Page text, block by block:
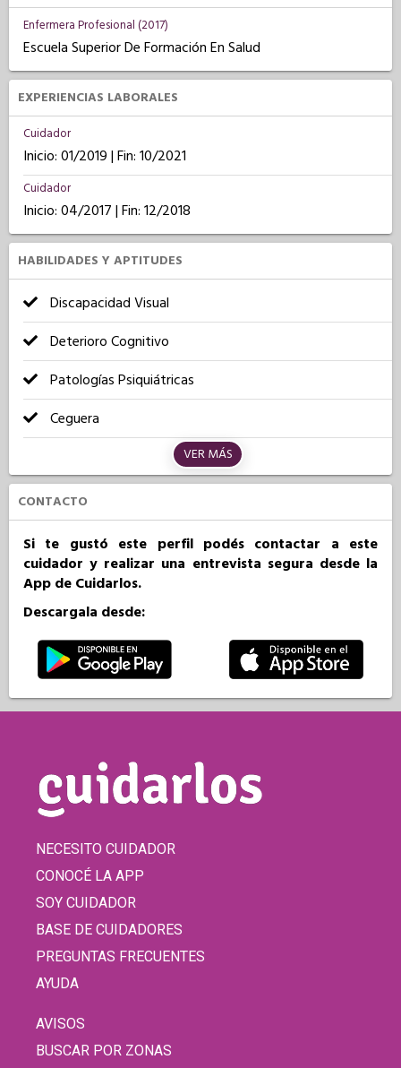
Enfermera Profesional (2017)
Escuela Superior De Formación En Salud
EXPERIENCIAS LABORALES
Cuidador
Inicio: 01/2019 | Fin: 10/2021
Cuidador
Inicio: 04/2017 | Fin: 12/2018
HABILIDADES Y APTITUDES
Discapacidad Visual
Deterioro Cognitivo
Patologías Psiquiátricas
Ceguera
VER MÁS
CONTACTO
Si te gustó este perfil podés contactar a este
cuidador y realizar una entrevista segura desde la
App de Cuidarlos.
Descargala desde:
NECESITO CUIDADOR
CONOCÉ LA APP
SOY CUIDADOR
BASE DE CUIDADORES
PREGUNTAS FRECUENTES
AYUDA
AVISOS
BUSCAR POR ZONAS